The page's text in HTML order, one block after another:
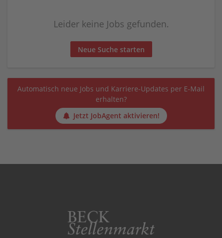
Leider keine Jobs gefunden.
Neue Suche starten
Automatisch neue Jobs und Karriere-Updates per E-Mail
erhalten?
Jetzt JobAgent aktivieren!